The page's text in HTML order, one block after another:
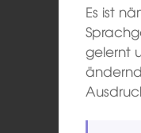
Es ist
gelernt